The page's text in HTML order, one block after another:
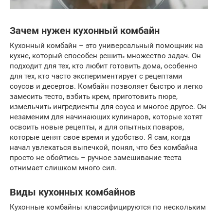
Зачем нужен кухонный комбайн
Кухонный комбайн – это универсальный помощник на
кухне, который способен решить множество задач. Он
подходит для тех, кто любит готовить дома, особенно
для тех, кто часто экспериментирует с рецептами
соусов и десертов. Комбайн позволяет быстро и легко
замесить тесто, взбить крем, приготовить пюре,
измельчить ингредиенты для соуса и многое другое. Он
незаменим для начинающих кулинаров, которые хотят
освоить новые рецепты, и для опытных поваров,
которые ценят свое время и удобство. Я сам, когда
начал увлекаться выпечкой, понял, что без комбайна
просто не обойтись – ручное замешивание теста
отнимает слишком много сил.
Виды кухонных комбайнов
Кухонные комбайны классифицируются по нескольким